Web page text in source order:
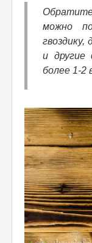
можно
и другие
более 1-2